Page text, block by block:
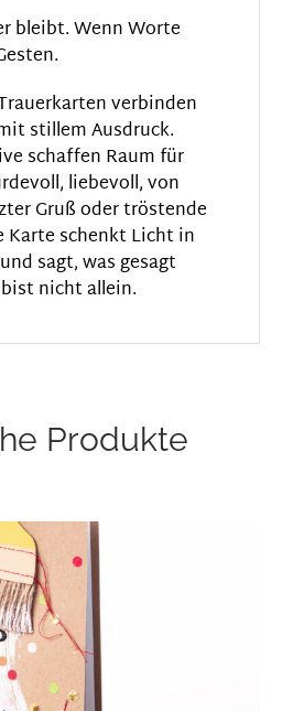
bleibt. Wenn Worte
verbinden
stillem Ausdruck.
schaffen Raum für
liebevoll, von
Gruß oder tröstende
Karte schenkt Licht in
sagt, was gesagt
nicht allein.
Produkte